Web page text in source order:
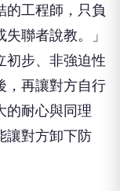
的工程師，只負
聯者說教。」
初步、非強迫性
，再讓對方自行
的耐心與同理
讓對方卸下防